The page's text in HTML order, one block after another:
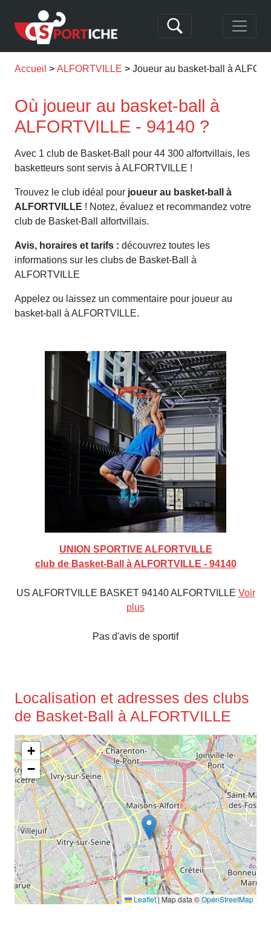
Accueil ALFORTVILLE Joueur au basket-ball à
Où joueur au basket-ball à
ALFORTVILLE - 94140 ?
Avec 1 club de Basket-Ball pour 44 300 alfortvillais, les
basketteurs sont servis à ALFORTVILLE !
Trouvez le club idéal pour joueur au basket-ball à
ALFORTVILLE ! Notez, évaluez et recommandez votre
club de Basket-Ball alfortvillais.
Avis, horaires et tarifs : découvrez toutes les
informations sur les clubs de Basket-Ball à
ALFORTVILLE
Appelez ou laissez un commentaire pour joueur au
basket-ball à ALFORTVILLE.
UNION SPORTIVE ALFORTVILLE
club de Basket-Ball à ALFORTVILLE - 94140
US ALFORTVILLE BASKET 94140 ALFORTVILLE Voir
plus
Pas d'avis de sportif
Localisation et adresses des clubs
de Basket-Ball à ALFORTVILLE
+
−
Leaflet |Map data ©OpenStreetMap